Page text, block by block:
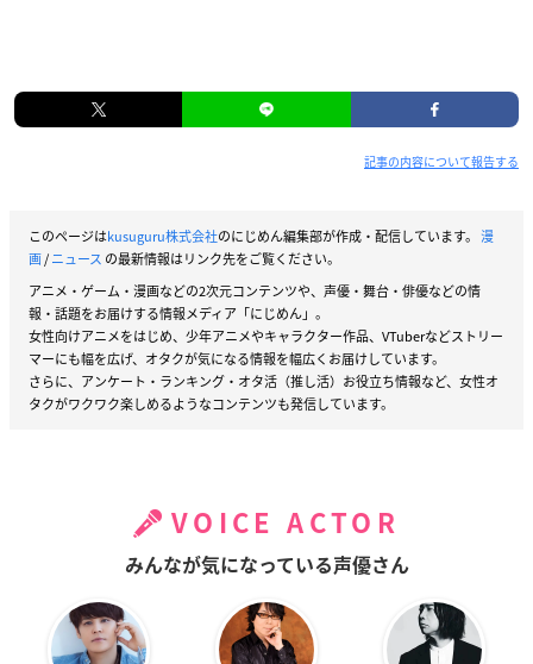
記事の内容について報告する
このページはkusuguru株式会社のにじめん編集部が作成・配信しています。 漫
画/ニュース の最新情報はリンク先をご覧ください。
アニメ・ゲーム・漫画などの2次元コンテンツや、声優・舞台・俳優などの情
報・話題をお届けする情報メディア「にじめん」。
女性向けアニメをはじめ、少年アニメやキャラクター作品、VTuberなどストリー
マーにも幅を広げ、オタクが気になる情報を幅広くお届けしています。
さらに、アンケート・ランキング・オタ活（推し活）お役立ち情報など、女性オ
タクがワクワク楽しめるようなコンテンツも発信しています。
VOICE ACTOR
みんなが気になっている声優さん